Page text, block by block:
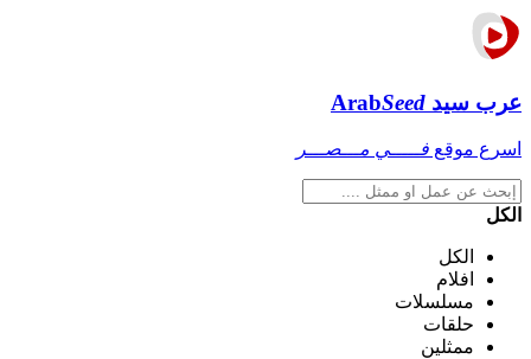
عرب سيد ArabSeed
اسرع موقع فـــــي مـــصـــر
الكل
الكل
افلام
مسلسلات
حلقات
ممثلين